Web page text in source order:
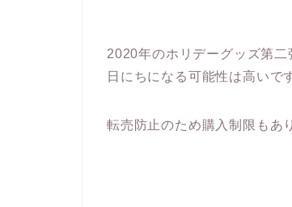
2020年のホリデーグッズ第
日にちになる可能性は高いで
転売防止のため購入制限もあ